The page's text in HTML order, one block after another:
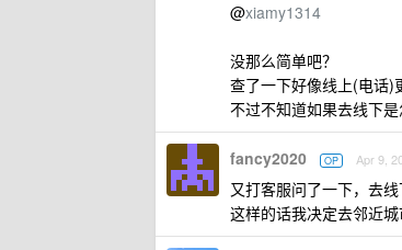
@xiamy1314
没那么简单吧？
查了一下好像线上(电话)
不过不知道如果去线下
fancy2020 OP Apr 9,
又打客服问了一下，去
这样的话我决定去邻近